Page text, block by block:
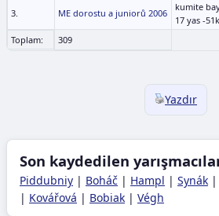
3. ME dorostu a juniorů 2006
kumite
17 yas -
Toplam: 309
Yazdır
Son kaydedilen
Piddubniy | Boháč | Hampl | Synák |
| Kovářová | Bobiak | Végh